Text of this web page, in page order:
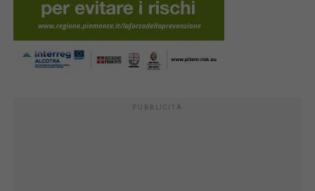
PUBBLICITÀ